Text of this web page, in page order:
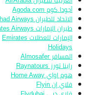
أجودا.كوم Agoda.com
الاتحاد للطيران Etihad Airways
طيران الإمارات Emirates Airways
الإمارات للعطلات Emirates
Holidays
المسافر Almosafer
راينا تورز Raynatours
هوم اواي Home Away
فلاي إن Flyin